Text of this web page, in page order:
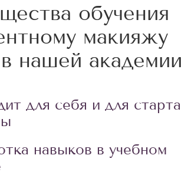
обучения
макияжу
нашей
для себя и для старта
навыков в учебном